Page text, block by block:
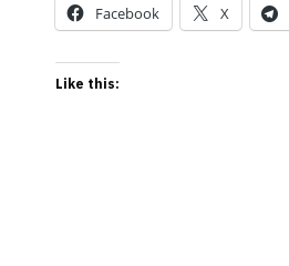
Facebook X
Like this: